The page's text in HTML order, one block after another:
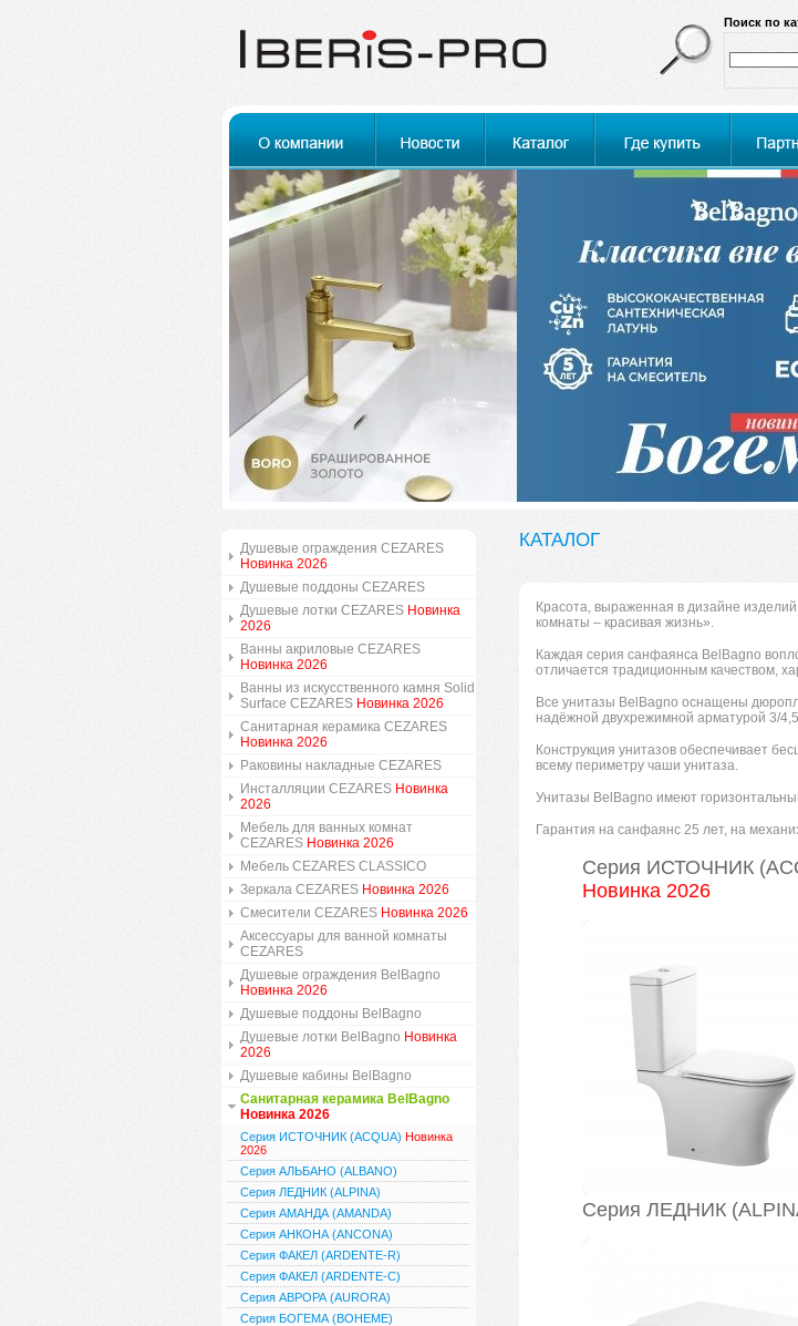
Поиск по
Душевые ограждения CEZARES
Новинка 2026
Душевые поддоны CEZARES
Душевые лотки CEZARES Новинка
2026
Ванны акриловые CEZARES
Новинка 2026
Ванны из искусственного камня Solid
Surface CEZARES Новинка 2026
Санитарная керамика CEZARES
Новинка 2026
Раковины накладные CEZARES
Инсталляции CEZARES Новинка
2026
Мебель для ванных комнат
CEZARES Новинка 2026
Мебель CEZARES CLASSICO
Зеркала CEZARES Новинка 2026
Смесители CEZARES Новинка 2026
Аксессуары для ванной комнаты
CEZARES
Душевые ограждения BelBagno
Новинка 2026
Душевые поддоны BelBagno
Душевые лотки BelBagno Новинка
2026
Душевые кабины BelBagno
Санитарная керамика BelBagno
Новинка 2026
Серия ИСТОЧНИК (ACQUA) Новинка
2026
Серия АЛЬБАНО (ALBANO)
Серия ЛЕДНИК (ALPINA)
Серия АМАНДА (AMANDA)
Серия АНКОНА (ANCONA)
Серия ФАКЕЛ (ARDENTE-R)
Серия ФАКЕЛ (ARDENTE-C)
Серия АВРОРА (AURORA)
Серия БОГЕМА (BOHEME)
КАТАЛОГ
Красота, выраженная в дизайне
комнаты – красивая жизнь».
Каждая серия санфаянса BelBagno
отличается традиционным качеством,
Все унитазы BelBagno оснащены
надёжной двухрежимной арматурой 3/
Конструкция унитазов обеспечивает
всему периметру чаши унитаза.
Унитазы BelBagno имеют
Гарантия на санфаянс 25 лет, на
Серия ИСТОЧНИК
Новинка 2026
Серия ЛЕДНИК